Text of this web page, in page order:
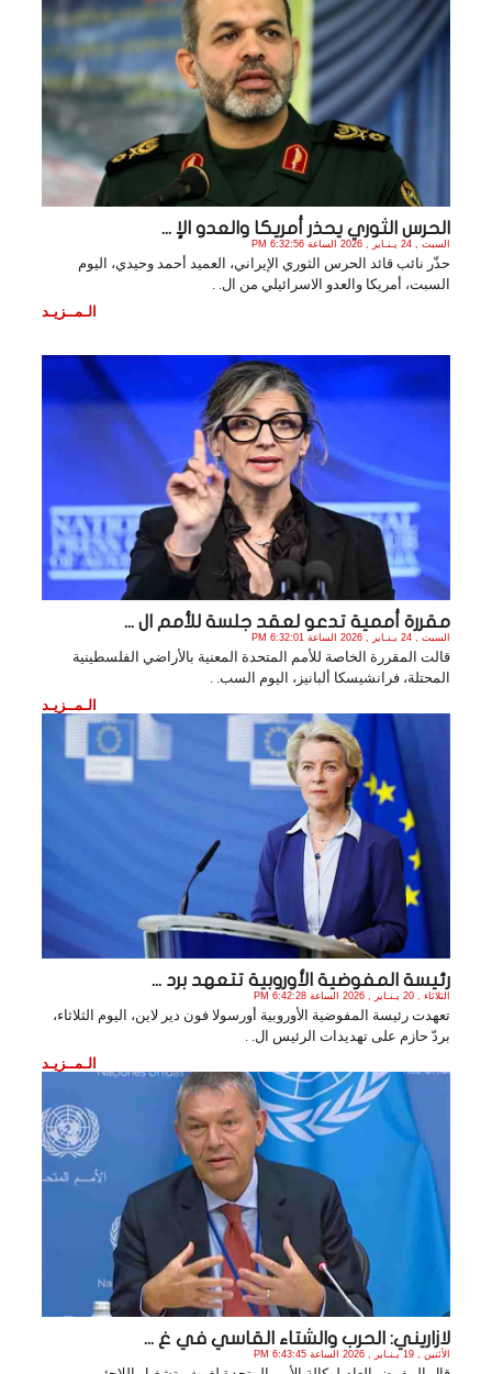
الحرس الثوري يحذر أمريكا والعدو الإ ...
السبت , 24 يـنـاير , 2026 الساعة 6:32:56 PM
حذّر نائب قائد الحرس الثوري الإيراني، العميد أحمد وحيدي، اليوم
السبت، أمريكا والعدو الاسرائيلي من ال. .
الـمــزيـد
مقررة أممية تدعو لعقد جلسة للأمم ال ...
السبت , 24 يـنـاير , 2026 الساعة 6:32:01 PM
قالت المقررة الخاصة للأمم المتحدة المعنية بالأراضي الفلسطينية
المحتلة، فرانشيسكا ألبانيز، اليوم السب. .
الـمــزيـد
رئيسة المفوضية الأوروبية تتعهد برد ...
الثلاثاء , 20 يـنـاير , 2026 الساعة 6:42:28 PM
تعهدت رئيسة المفوضية الأوروبية أورسولا فون دير لاين، اليوم الثلاثاء،
بردّ حازم على تهديدات الرئيس ال. .
الـمــزيـد
لازاريني: الحرب والشتاء القاسي في غ ...
الأثنين , 19 يـنـاير , 2026 الساعة 6:43:45 PM